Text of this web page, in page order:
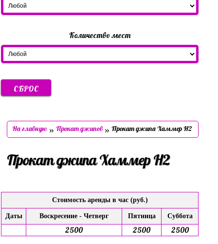
Количество мест
СБРОС
На главную » Прокат джипов » Прокат джипа Хаммер Н2
Прокат джипа Хаммер Н2
Стоимость аренды в час (руб.)
Даты Воскресение - Четверг Пятница Суббота
2500 2500 2500